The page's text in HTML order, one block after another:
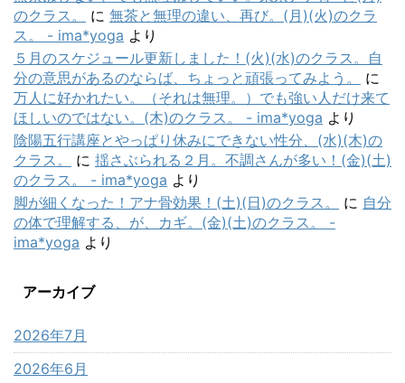
のクラス。
に 無茶と無理の違い、再び。(月)(火)のクラ
ス。 - ima*yoga より
５月のスケジュール更新しました！(火)(水)のクラス。自
分の意思があるのならば、ちょっと頑張ってみよう。
に
万人に好かれたい。（それは無理。）でも強い人だけ来て
ほしいのではない。(木)のクラス。 - ima*yoga より
陰陽五行講座とやっぱり休みにできない性分、(水)(木)の
クラス。
に 揺さぶられる２月。不調さんが多い！(金)(土)
のクラス。 - ima*yoga より
脚が細くなった！アナ骨効果！(土)(日)のクラス。
に 自分
の体で理解する、が、カギ。(金)(土)のクラス。 -
ima*yoga より
アーカイブ
2026年7月
2026年6月